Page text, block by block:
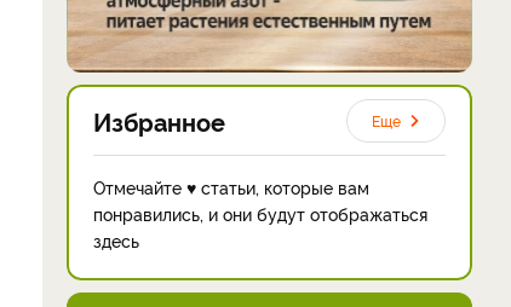
Избранное Еще
Отмечайте ♥ статьи, которые вам
понравились, и они будут отображаться
здесь